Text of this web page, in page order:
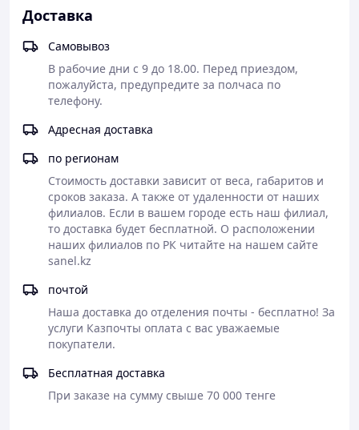
Доставка
Самовывоз
В рабочие дни с 9 до 18.00. Перед приездом,
пожалуйста, предупредите за полчаса по
телефону.
Адресная доставка
по регионам
Стоимость доставки зависит от веса, габаритов и
сроков заказа. А также от удаленности от наших
филиалов. Если в вашем городе есть наш филиал,
то доставка будет бесплатной. О расположении
наших филиалов по РК читайте на нашем сайте
sanel.kz
почтой
Наша доставка до отделения почты - бесплатно! За
услуги Казпочты оплата с вас уважаемые
покупатели.
Бесплатная доставка